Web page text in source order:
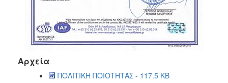
Αρχεία
ΠΟΛΙΤΙΚΗ ΠΟΙΟΤΗΤΑΣ - 117.5 KB